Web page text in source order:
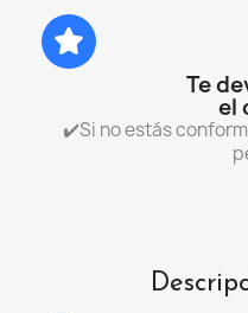
Te
el
✔️Si no estás